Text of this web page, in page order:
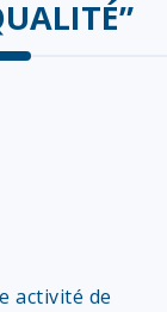
activité de